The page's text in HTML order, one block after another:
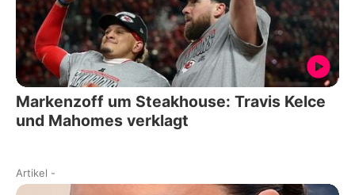
Markenzoff um Steakhouse: Travis Kelce
und Mahomes verklagt
Artikel -